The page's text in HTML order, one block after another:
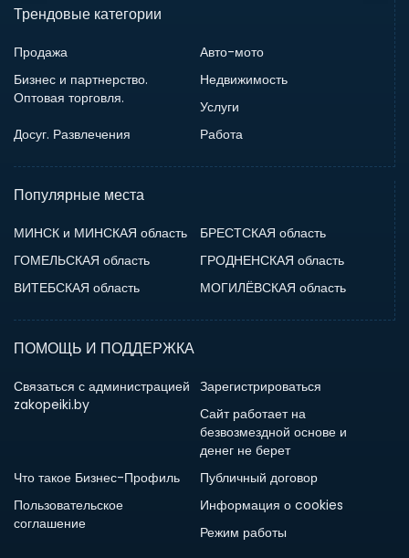
Трендовые категории
Продажа
Авто-мото
Бизнес и партнерство.
Оптовая торговля.
Недвижимость
Услуги
Досуг. Развлечения
Работа
Популярные места
МИНСК и МИНСКАЯ область
БРЕСТСКАЯ область
ГОМЕЛЬСКАЯ область
ГРОДНЕНСКАЯ область
ВИТЕБСКАЯ область
МОГИЛЁВСКАЯ область
ПОМОЩЬ И ПОДДЕРЖКА
Связаться с администрацией
zakopeiki.by
Зарегистрироваться
Сайт работает на
безвозмездной основе и
денег не берет
Что такое Бизнес-Профиль
Публичный договор
Пользовательское
соглашение
Информация о cookies
Режим работы